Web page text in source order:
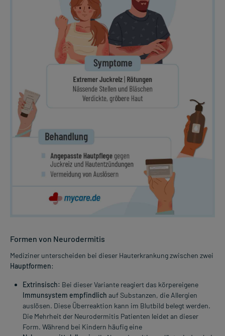
Formen von Neurodermitis
Mediziner unterscheiden bei dieser Hauterkrankung zwischen zwei
Hauptformen:
Extrinsisch: Bei dieser Variante reagiert das körpereigene
Immunsystem empfindlich auf Substanzen, die Allergien
auslösen. Diese Überreaktion kann im Blutbild belegt werden.
Die Mehrheit der Neurodermitis Patienten leidet an dieser
Form. Während bei Kindern häufig eine